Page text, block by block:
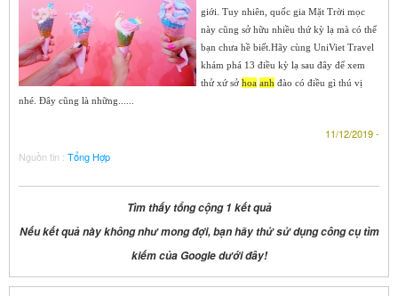
giới. Tuy nhiên, quốc gia Mặt Trời mọc
này cũng sở hữu nhiều thứ kỳ lạ mà có thể
bạn chưa hề biết.Hãy cùng UniViet Travel
khám phá 13 điều kỳ lạ sau đây để xem
thử xứ sở hoa anh đào có điều gì thú vị
nhé. Đây cũng là những......
11/12/2019 -
Nguồn tin : Tổng Hợp
Tìm thấy tổng cộng 1 kết quả
Nếu kết quả này không như mong đợi, bạn hãy thử sử dụng công cụ tìm
kiếm của Google dưới đây!